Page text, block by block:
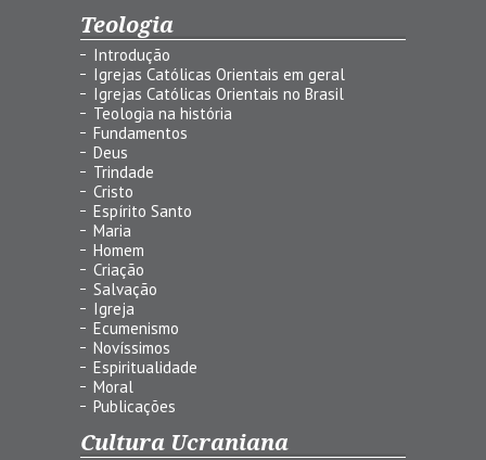
Teologia
Introdução
Igrejas Católicas Orientais em geral
Igrejas Católicas Orientais no Brasil
Teologia na história
Fundamentos
Deus
Trindade
Cristo
Espírito Santo
Maria
Homem
Criação
Salvação
Igreja
Ecumenismo
Novíssimos
Espiritualidade
Moral
Publicações
Cultura Ucraniana